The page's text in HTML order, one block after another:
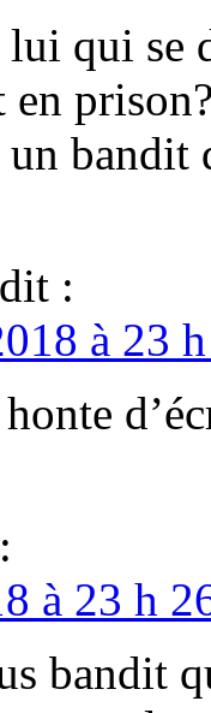
lui qui
un bandit
dit :
à 23
à 23 h
bandit